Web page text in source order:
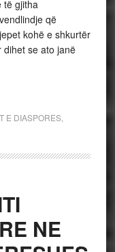
të gjitha
që
kohë e shkurtër
dihet se ato janë
E DIASPORES,
NE